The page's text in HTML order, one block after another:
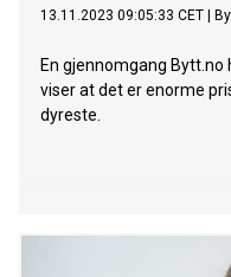
13.11.2023 09:05:33 CET
En gjennomgang
viser at det er enorme
dyreste.